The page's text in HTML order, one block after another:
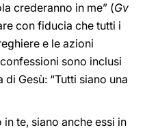
crederanno in me” (Gv
con fiducia che tutti i
e le azioni
sono inclusi
Gesù: “Tutti siano una
in te, siano anche essi in